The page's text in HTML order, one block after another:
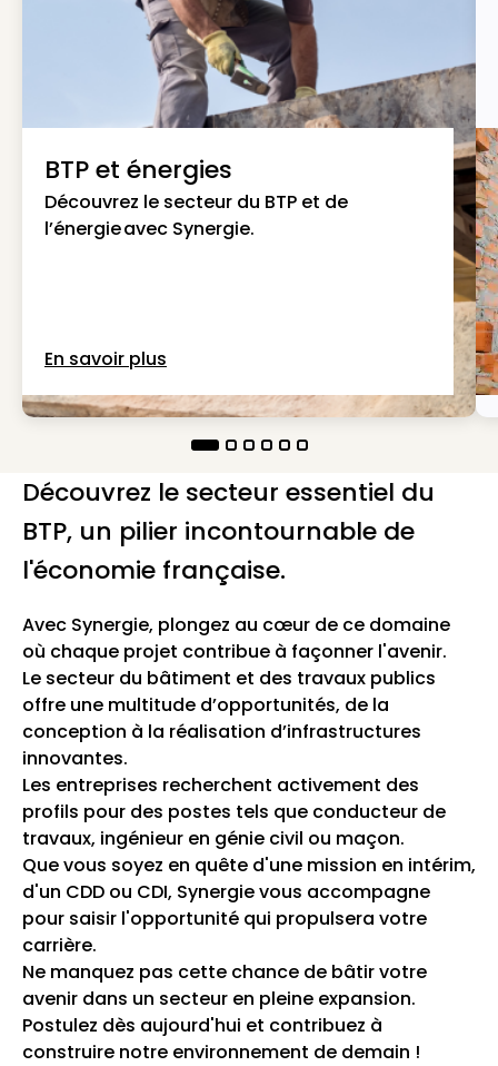
BTP et énergies
Découvrez le secteur du BTP et de
l’énergie avec Synergie.
En savoir plus
Découvrez le secteur essentiel du
BTP, un pilier incontournable de
l'économie française.
Avec Synergie, plongez au cœur de ce domaine
où chaque projet contribue à façonner l'avenir.
Le secteur du bâtiment et des travaux publics
offre une multitude d’opportunités, de la
conception à la réalisation d’infrastructures
innovantes.
Les entreprises recherchent activement des
profils pour des postes tels que conducteur de
travaux, ingénieur en génie civil ou maçon.
Que vous soyez en quête d'une mission en intérim,
d'un CDD ou CDI, Synergie vous accompagne
pour saisir l'opportunité qui propulsera votre
carrière.
Ne manquez pas cette chance de bâtir votre
avenir dans un secteur en pleine expansion.
Postulez dès aujourd'hui et contribuez à
construire notre environnement de demain !